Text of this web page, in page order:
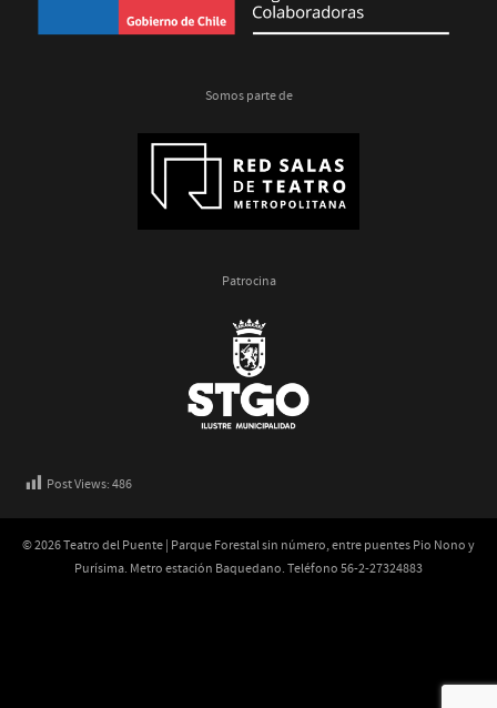
Somos parte de
Patrocina
Post Views:486
© 2026 Teatro del Puente | Parque Forestal sin número, entre puentes Pio Nono y
Purísima. Metro estación Baquedano. Teléfono 56-2-27324883